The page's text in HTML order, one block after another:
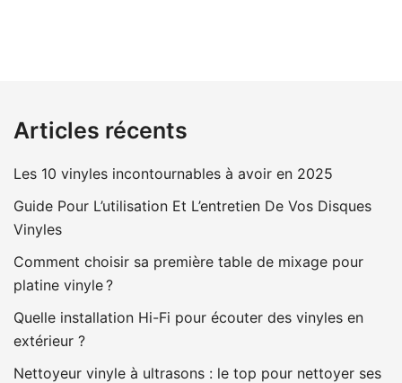
Articles récents
Les 10 vinyles incontournables à avoir en 2025
Guide Pour L’utilisation Et L’entretien De Vos Disques
Vinyles
Comment choisir sa première table de mixage pour
platine vinyle ?
Quelle installation Hi-Fi pour écouter des vinyles en
extérieur ?
Nettoyeur vinyle à ultrasons : le top pour nettoyer ses